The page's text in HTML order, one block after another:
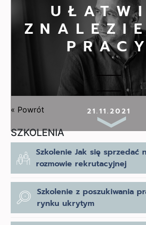
PRACY
21.11.2021
« Powrót
SZKOLENIA
Szkolenie Jak się sprzedać
rozmowie rekrutacyjnej
Szkolenie z poszukiwania
rynku ukrytym